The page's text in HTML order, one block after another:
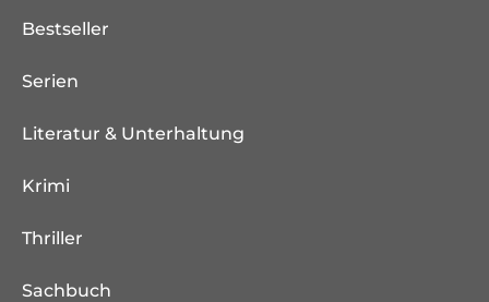
Bestseller
Serien
Literatur & Unterhaltung
Krimi
Thriller
Sachbuch